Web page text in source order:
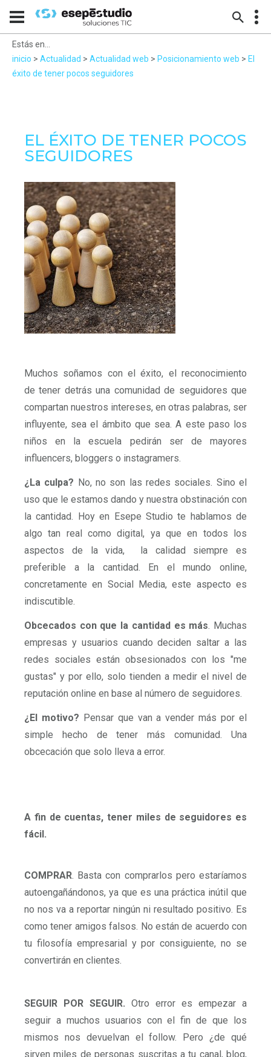
Estás en...
inicio > Actualidad > Actualidad web > Posicionamiento web > El
éxito de tener pocos seguidores
EL ÉXITO DE TENER POCOS
SEGUIDORES
Muchos soñamos con el éxito, el reconocimiento
de tener detrás una comunidad de seguidores que
compartan nuestros intereses, en otras palabras, ser
influyente, sea el ámbito que sea. A este paso los
niños en la escuela pedirán ser de mayores
influencers, bloggers o instagramers.
¿La culpa? No, no son las redes sociales. Sino el
uso que le estamos dando y nuestra obstinación con
la cantidad. Hoy en Esepe Studio te hablamos de
algo tan real como digital, ya que en todos los
aspectos de la vida, la calidad siempre es
preferible a la cantidad. En el mundo online,
concretamente en Social Media, este aspecto es
indiscutible.
Obcecados con que la cantidad es más. Muchas
empresas y usuarios cuando deciden saltar a las
redes sociales están obsesionados con los "me
gustas" y por ello, solo tienden a medir el nivel de
reputación online en base al número de seguidores.
¿El motivo? Pensar que van a vender más por el
simple hecho de tener más comunidad. Una
obcecación que solo lleva a error.
A fin de cuentas, tener miles de seguidores es
fácil.
COMPRAR. Basta con comprarlos pero estaríamos
autoengañándonos, ya que es una práctica inútil que
no nos va a reportar ningún ni resultado positivo. Es
como tener amigos falsos. No están de acuerdo con
tu filosofía empresarial y por consiguiente, no se
convertirán en clientes.
SEGUIR POR SEGUIR. Otro error es empezar a
seguir a muchos usuarios con el fin de que los
mismos nos devuelvan el follow. Pero ¿de qué
sirven miles de personas suscritas a tu canal, blog,